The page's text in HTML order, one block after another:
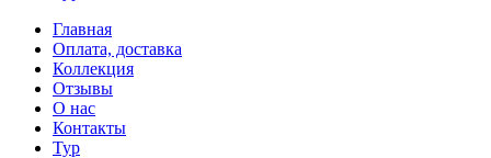
Главная
Оплата, доставка
Коллекция
Отзывы
О нас
Контакты
Тур